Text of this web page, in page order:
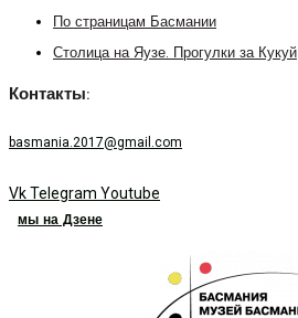
По страницам Басмании
Столица на Яузе. Прогулки за Кукуй
Контакты:
basmania.2017@gmail.com
VkTelegram Youtube
мы на Дзене